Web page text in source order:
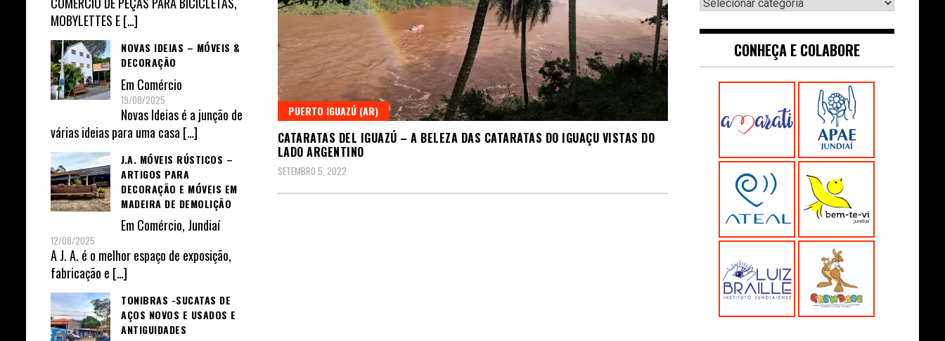
PUERTO IGUAZÚ (AR)
CATARATAS DEL IGUAZÚ – A BELEZA DAS CATARATAS DO IGUAÇU VISTAS DO
LADO ARGENTINO
SETEMBRO 5, 2022
MOBYLETTES E[…]
NOVAS IDEIAS – MÓVEIS &
DECORAÇÃO
Em Comércio
19/08/2025
Novas Ideias é a junção de
várias ideias para uma casa […]
J.A. MÓVEIS RÚSTICOS –
ARTIGOS PARA
DECORAÇÃO E MÓVEIS EM
MADEIRA DE DEMOLIÇÃO
Em Comércio, Jundiaí
12/08/2025
A J. A. é o melhor espaço de exposição,
fabricação e […]
TONIBRAS -SUCATAS DE
AÇOS NOVOS E USADOS E
ANTIGUIDADES
CONHEÇA E COLABORE